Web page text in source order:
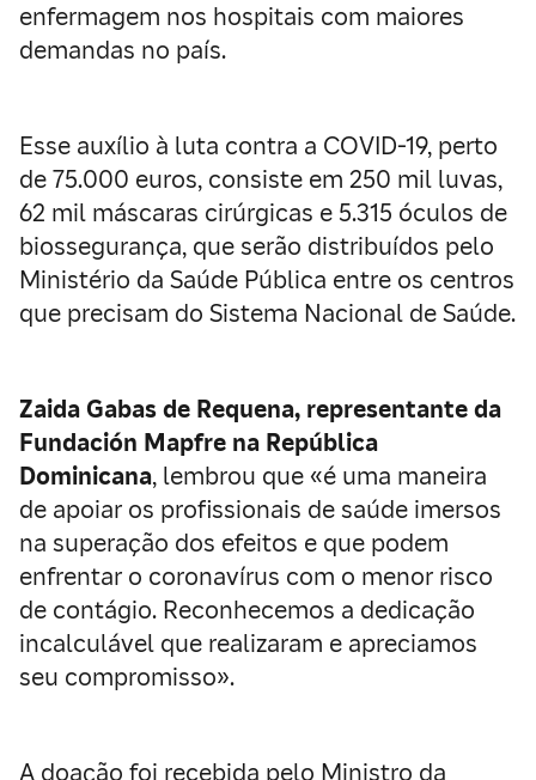
enfermagem nos hospitais com maiores
demandas no país.
Esse auxílio à luta contra a COVID-19, perto
de 75.000 euros, consiste em 250 mil luvas,
62 mil máscaras cirúrgicas e 5.315 óculos de
biossegurança, que serão distribuídos pelo
Ministério da Saúde Pública entre os centros
que precisam do Sistema Nacional de Saúde.
Zaida Gabas de Requena, representante da
Fundación Mapfre na República
Dominicana, lembrou que «é uma maneira
de apoiar os profissionais de saúde imersos
na superação dos efeitos e que podem
enfrentar o coronavírus com o menor risco
de contágio. Reconhecemos a dedicação
incalculável que realizaram e apreciamos
seu compromisso».
A doação foi recebida pelo Ministro da